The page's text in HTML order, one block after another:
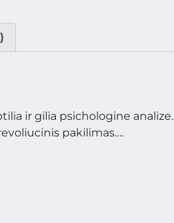
ir gilia psichologine
pakilimas….